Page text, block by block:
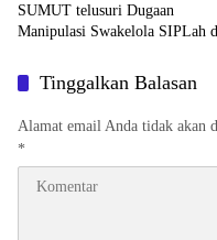
SUMUT telusuri Dugaan
Manipulasi Swakelola SIPLah
Program Transparansi Justru Jadi
Celah Korupsi
Tinggalkan Balasan
Alamat email Anda tidak akan
*